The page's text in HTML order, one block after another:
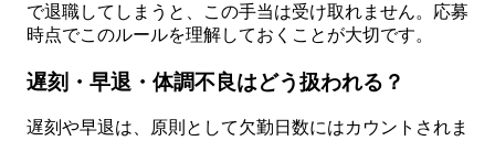
で退職してしまうと、この手当は受け取れません。応募
時点でこのルールを理解しておくことが大切です。
遅刻・早退・体調不良はどう扱われる？
遅刻や早退は、原則として欠勤日数にはカウントされま